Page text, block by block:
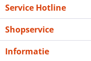
Service Hotline
Shopservice
Informatie